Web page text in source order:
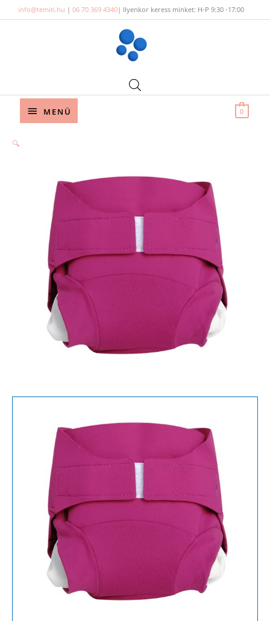
to
info@temiti.hu | 06 70 369 4340| Ilyenkor keress minket: H-P 9:30 -17:00
Below
MENÜ 0
🔍